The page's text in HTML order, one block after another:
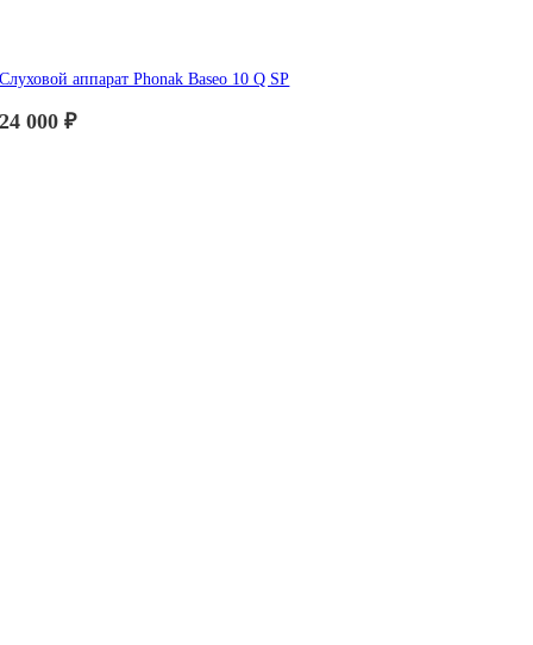
Слуховой аппарат Phonak Baseo 10 Q SP
24 000₽